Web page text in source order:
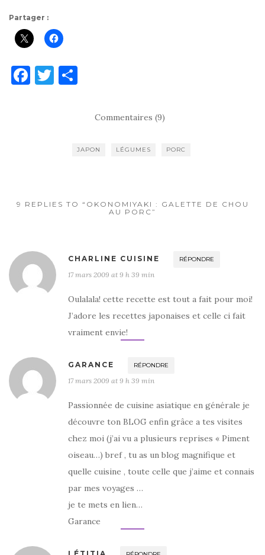
Partager :
F
k
T
er
Commentaires (9)
JAPON LÉGUMES PORC
9 REPLIES TO “OKONOMIYAKI : GALETTE DE CHOU
AU PORC”
CHARLINE CUISINE RÉPONDRE
17 mars 2009 at 9 h 39 min
Oulalala! cette recette est tout a fait pour moi!
J’adore les recettes japonaises et celle ci fait
vraiment envie!
GARANCE RÉPONDRE
17 mars 2009 at 9 h 39 min
Passionnée de cuisine asiatique en générale je
découvre ton BLOG enfin grâce a tes visites
chez moi (j’ai vu a plusieurs reprises « Piment
oiseau…) bref , tu as un blog magnifique et
quelle cuisine , toute celle que j’aime et connais
par mes voyages …
je te mets en lien…
Garance